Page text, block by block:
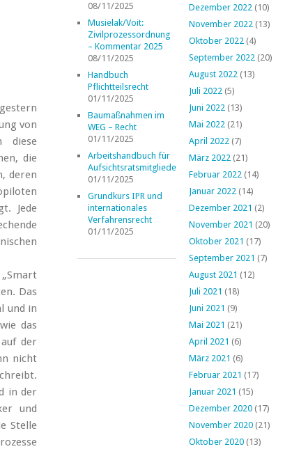
von
diese
die
deren
Jede
Das
und in
das
der
nicht
in der
und
Stelle
08/11/2025
Musielak/Voit:
Zivilprozessordnung
– Kommentar 2025
08/11/2025
Handbuch
Pflichtteilsrecht
01/11/2025
Baumaßnahmen im
WEG – Recht
01/11/2025
Arbeitshandbuch für
Aufsichtsratsmitglieder
01/11/2025
Grundkurs IPR und
internationales
Verfahrensrecht
01/11/2025
Dezember 2022 (10)
November 2022 (13)
Oktober 2022 (4)
September 2022 (20)
August 2022 (13)
Juli 2022 (5)
Juni 2022 (13)
Mai 2022 (21)
April 2022 (7)
März 2022 (21)
Februar 2022 (14)
Januar 2022 (14)
Dezember 2021 (2)
November 2021 (20)
Oktober 2021 (17)
September 2021 (7)
August 2021 (12)
Juli 2021 (18)
Juni 2021 (9)
Mai 2021 (21)
April 2021 (6)
März 2021 (6)
Februar 2021 (17)
Januar 2021 (15)
Dezember 2020 (17)
November 2020 (21)
Oktober 2020 (13)